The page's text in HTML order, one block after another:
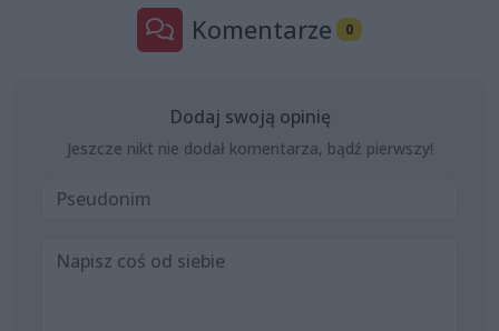
Komentarze 0
Dodaj swoją opinię
Jeszcze nikt nie dodał komentarza, bądź pierwszy!